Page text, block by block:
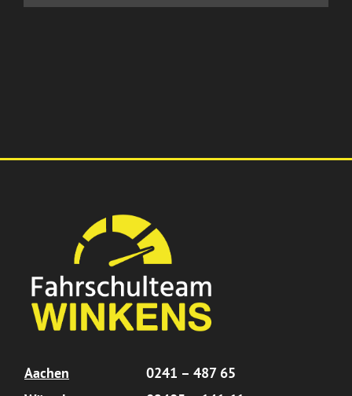
Aachen
0241 – 487 65